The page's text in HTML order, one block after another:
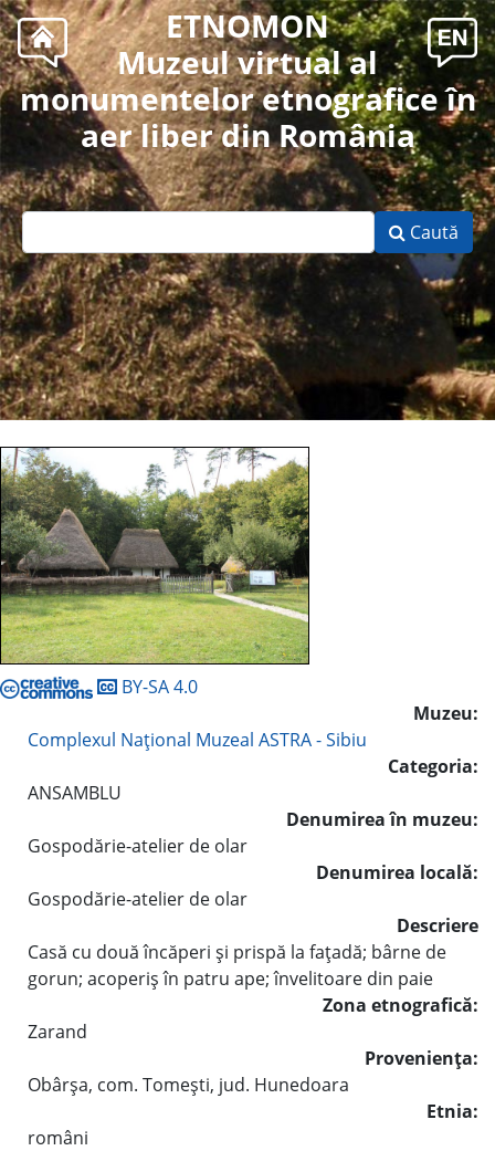
ETNOMON
Muzeul virtual al
monumentelor etnografice în
aer liber din România
Caută
BY-SA 4.0
Muzeu:
Complexul Naţional Muzeal ASTRA - Sibiu
Categoria:
ANSAMBLU
Denumirea în muzeu:
Gospodărie-atelier de olar
Denumirea locală:
Gospodărie-atelier de olar
Descriere
Casă cu două încăperi şi prispă la faţadă; bârne de
gorun; acoperiş în patru ape; învelitoare din paie
Zona etnografică:
Zarand
Provenienţa:
Obârşa, com. Tomeşti, jud. Hunedoara
Etnia:
români